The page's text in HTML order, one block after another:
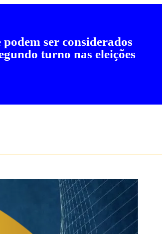
ser considerados
turno nas eleições